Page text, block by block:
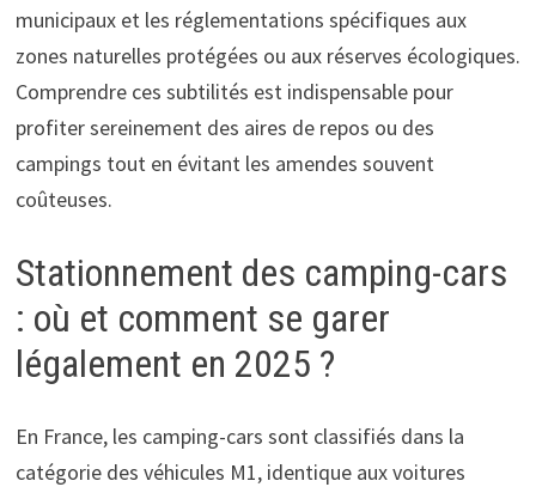
municipaux et les réglementations spécifiques aux
zones naturelles protégées ou aux réserves écologiques.
Comprendre ces subtilités est indispensable pour
profiter sereinement des aires de repos ou des
campings tout en évitant les amendes souvent
coûteuses.
Stationnement des camping-cars
: où et comment se garer
légalement en 2025 ?
En France, les camping-cars sont classifiés dans la
catégorie des véhicules M1, identique aux voitures